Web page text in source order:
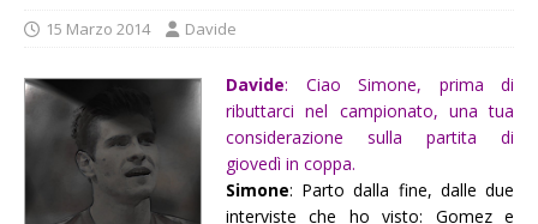
15 Marzo 2014 Davide
Davide: Ciao Simone, prima di
ributtarci nel campionato, una tua
considerazione sulla partita di
giovedì in coppa.
Simone: Parto dalla fine, dalle due
interviste che ho visto: Gomez e